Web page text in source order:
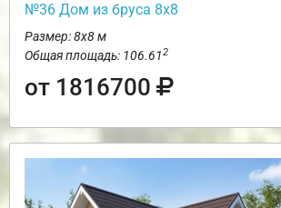
№36 Дом из бруса 8х8
Размер: 8х8 м
Общая площадь: 106.612
от 1816700